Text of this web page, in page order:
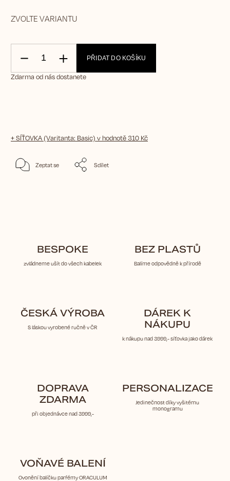
ZVOLTE VARIANTU
PŘIDAT DO KOŠÍKU
Zdarma od nás dostanete
+ SÍŤOVKA (Varitanta: Basic) v hodnotě 310 Kč
Zeptat se Sdílet
BESPOKE
zvládneme ušít do všech kabelek
BEZ PLASTŮ
Balíme odpovědně k přírodě
ČESKÁ VÝROBA
S láskou vyrobené ručně v ČR
DÁREK K
NÁKUPU
k nákupu nad 3999,- síťovka jako dárek
DOPRAVA
ZDARMA
při objednávce nad 3999,-
PERSONALIZACE
Jedinečnost díky vyšitému
monogramu
VOŇAVÉ BALENÍ
Ovonění balíčku parfémy ORACULUM